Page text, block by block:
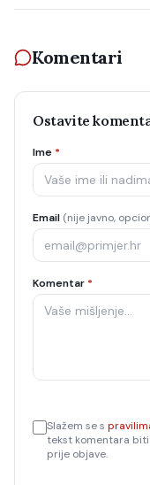
Komentari
Ostavite
Ime *
Email (nije javno,
Komentar *
Slažem se s
tekst komentara
prije objave.